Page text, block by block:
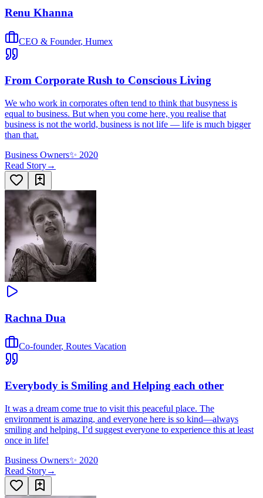
Renu Khanna
CEO & Founder, Humex
From Corporate Rush to Conscious Living
We who work in corporates often tend to think that busyness is
equal to business. But when you come here, you realise that
business is not the world, business is not life — life is much bigger
than that.
Business Owners✨ 2020
Read Story→
Rachna Dua
Co-founder, Routes Vacation
Everybody is Smiling and Helping each other
It was a dream come true to visit this peaceful place. The
environment is amazing, and everyone here is so kind—always
smiling and helping. I’d suggest everyone to experience this at least
once in life!
Business Owners✨ 2020
Read Story→